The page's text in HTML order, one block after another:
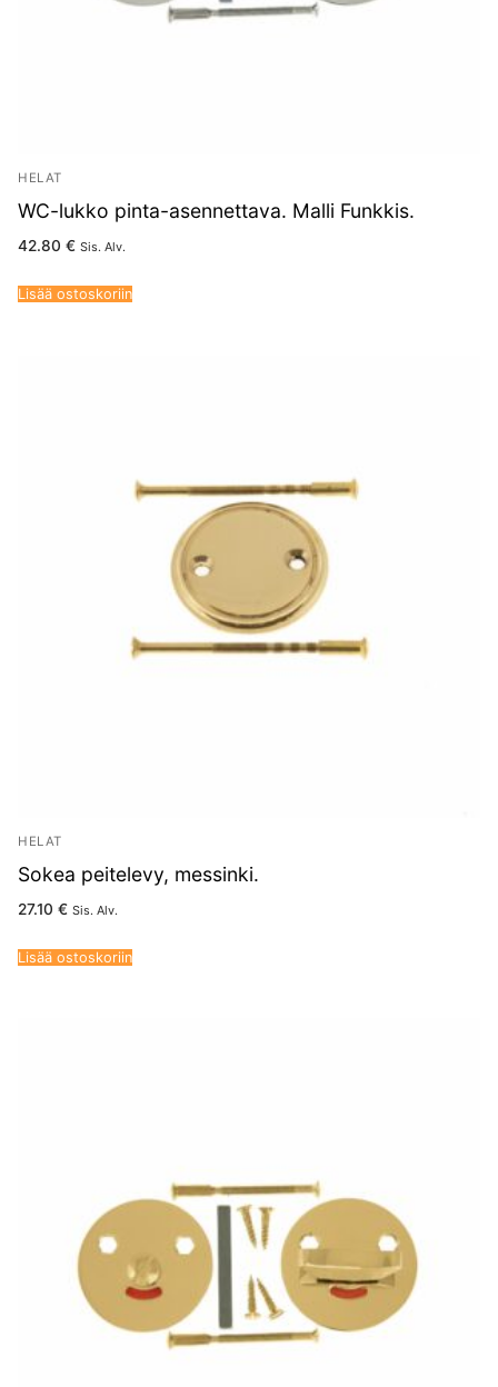
HELAT
WC-lukko pinta-asennettava. Malli Funkkis.
42.80 € Sis. Alv.
Lisää ostoskoriin
HELAT
Sokea peitelevy, messinki.
27.10 € Sis. Alv.
Lisää ostoskoriin